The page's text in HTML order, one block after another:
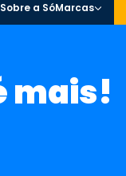
Sobre a SóMarcas
mais!